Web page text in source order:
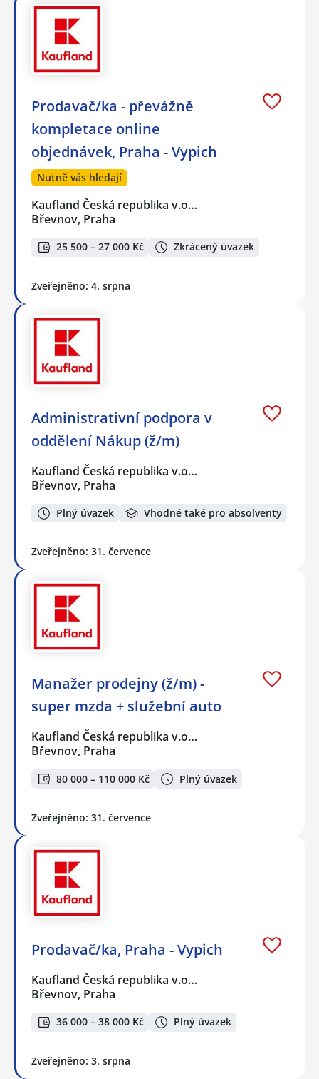
Prodavač/ka - převážně
kompletace online
objednávek, Praha - Vypich
Nutně vás hledají
Kaufland Česká republika v.o…
Břevnov, Praha
25 500 – 27 000 Kč Zkrácený úvazek
Zveřejněno: 4. srpna
Administrativní podpora v
oddělení Nákup (ž/m)
Kaufland Česká republika v.o…
Břevnov, Praha
Plný úvazek Vhodné také pro absolventy
Zveřejněno: 31. července
Manažer prodejny (ž/m) -
super mzda + služební auto
Kaufland Česká republika v.o…
Břevnov, Praha
80 000 – 110 000 Kč Plný úvazek
Zveřejněno: 31. července
Prodavač/ka, Praha - Vypich
Kaufland Česká republika v.o…
Břevnov, Praha
36 000 – 38 000 Kč Plný úvazek
Zveřejněno: 3. srpna